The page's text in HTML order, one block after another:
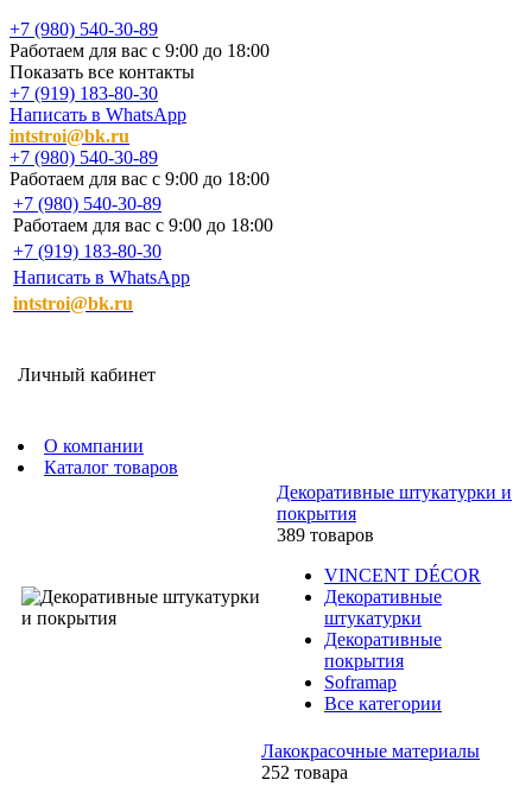
+7 (980) 540-30-89
Работаем для вас с 9:00 до 18:00
Показать все контакты
+7 (919) 183-80-30
Написать в WhatsApp
intstroi@bk.ru
+7 (980) 540-30-89
Работаем для вас с 9:00 до 18:00
+7 (980) 540-30-89
Работаем для вас с 9:00 до 18:00
+7 (919) 183-80-30
Написать в WhatsApp
intstroi@bk.ru
Личный кабинет
О компании
Каталог товаров
Декоративные штукатурки и
покрытия
389 товаров
VINCENT DÉCOR
Декоративные
штукатурки
Декоративные
покрытия
Soframap
Все категории
Лакокрасочные материалы
252 товара